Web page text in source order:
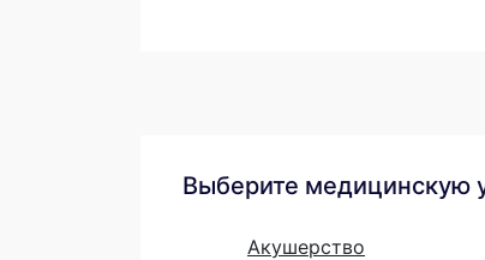
Выберите медицинскую
Акушерство